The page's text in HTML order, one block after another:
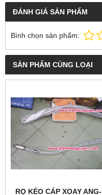
ĐÁNH GIÁ SẢN PHẨM
Bình chọn sản phẩm:
SẢN PHẨM CÙNG LOẠI
RỌ KÉO CÁP XOAY ANG-